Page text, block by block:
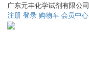
广东元丰化学试剂有限公司
注册 登录 购物车 会员中心